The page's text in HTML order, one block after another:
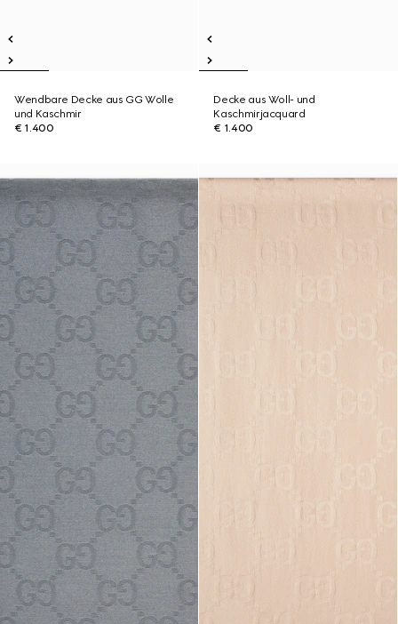
Wendbare Decke aus GG Wolle
und Kaschmir
€ 1.400
Decke aus Woll- und
Kaschmirjacquard
€ 1.400